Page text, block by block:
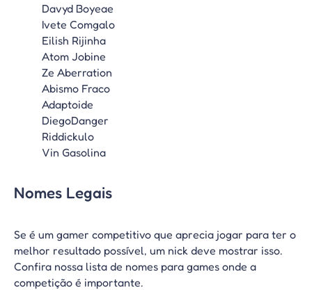
Davyd Boyeae
Ivete Comgalo
Eilish Rijinha
Atom Jobine
Ze Aberration
Abismo Fraco
Adaptoide
DiegoDanger
Riddickulo
Vin Gasolina
Nomes Legais
Se é um gamer competitivo que aprecia jogar para ter o
melhor resultado possível, um nick deve mostrar isso.
Confira nossa lista de nomes para games onde a
competição é importante.